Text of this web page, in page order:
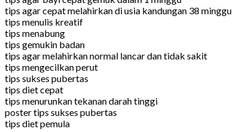
tips agar cepat melahirkan di usia kandungan 38 minggu
tips menulis kreatif
tips menabung
tips gemukin badan
tips agar melahirkan normal lancar dan tidak sakit
tips mengecilkan perut
tips sukses pubertas
tips diet cepat
tips menurunkan tekanan darah tinggi
poster tips sukses pubertas
tips diet pemula